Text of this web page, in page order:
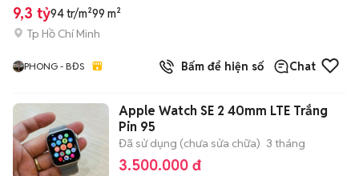
9,3 tỷ94 tr/m²99 m²
Tp Hồ Chí Minh
PHONG - BĐS Bấm để hiện số Chat
Apple Watch SE 2 40mm LTE Trắng
Pin 95
Đã sử dụng (chưa sửa chữa) 3 tháng
3.500.000 đ